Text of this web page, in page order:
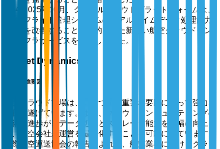
2025年10月、グーグルクラウドプラットフォームは、
フライト管理システムのリアルタイムデータ処理能力
を改善することを目的とした新しい航空クラウドイン
フラサービスを導入しました。
Market Dynamics
市場の推進要因
航空クラウド市場は、いくつかの重要な要因によって強力な
成長を遂げています。まず、クラウドコンピューティングの
技術的進歩が、データ処理とストレージ能力を大幅に向上さ
せ、航空会社が運営を最適化することを可能にしています。
国際航空運送協会の報告によれば、航空業界におけるクラウ